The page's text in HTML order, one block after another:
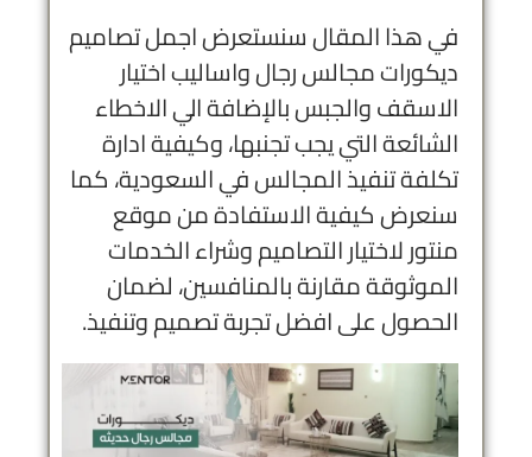
في هذا المقال سنستعرض اجمل تصاميم
ديكورات مجالس رجال واساليب اختيار
الاسقف والجبس بالإضافة الي الاخطاء
الشائعة التي يجب تجنبها، وكيفية ادارة
تكلفة تنفيذ المجالس في السعودية، كما
سنعرض كيفية الاستفادة من موقع
منتور لاختيار التصاميم وشراء الخدمات
الموثوقة مقارنة بالمنافسين، لضمان
الحصول على افضل تجربة تصميم وتنفيذ.